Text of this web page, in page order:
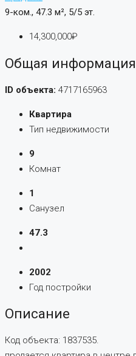
9-ком., 47.3 м², 5/5 эт.
14,300,000₽
Общая информация
ID объекта: 4717165963
Квартира
Тип недвижимости
9
Комнат
1
Санузел
47.3
2002
Год постройки
Описание
Код объекта: 1837535.